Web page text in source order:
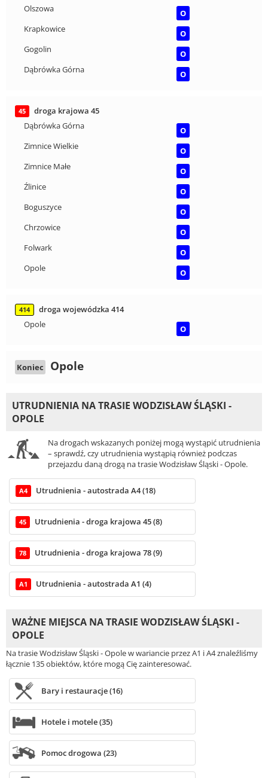
Olszowa
O
Krapkowice
O
Gogolin
O
Dąbrówka Górna
O
45
droga krajowa 45
Dąbrówka Górna
O
Zimnice Wielkie
O
Zimnice Małe
O
Źlinice
O
Boguszyce
O
Chrzowice
O
Folwark
O
Opole
O
414
droga wojewódzka 414
Opole
O
Koniec Opole
UTRUDNIENIA NA TRASIE WODZISŁAW ŚLĄSKI -
OPOLE
Na drogach wskazanych poniżej mogą wystąpić utrudnienia
– sprawdź, czy utrudnienia wystąpią również podczas
przejazdu daną drogą na trasie Wodzisław Śląski - Opole.
A4 Utrudnienia - autostrada A4 (18)
45 Utrudnienia - droga krajowa 45 (8)
78 Utrudnienia - droga krajowa 78 (9)
A1 Utrudnienia - autostrada A1 (4)
WAŻNE MIEJSCA NA TRASIE WODZISŁAW ŚLĄSKI -
OPOLE
Na trasie Wodzisław Śląski - Opole w wariancie przez A1 i A4 znaleźliśmy
łącznie 135 obiektów, które mogą Cię zainteresować.
Bary i restauracje (16)
Hotele i motele (35)
Pomoc drogowa (23)